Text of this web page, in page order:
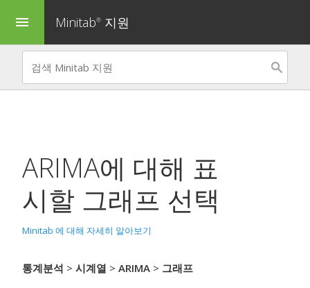
menu Minitab® 지원
ARIMA에 대해 표
시할 그래프 선택
Minitab 에 대해 자세히 알아보기
통계분석 > 시계열 > ARIMA > 그래프